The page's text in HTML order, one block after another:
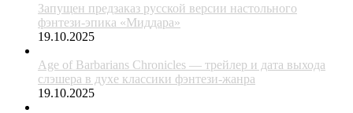
Запущен предзаказ русской версии настольного
фэнтези-эпика «Миддара»
19.10.2025
Age of Barbarians Chronicles — трейлер и дата выхода
слэшера в духе классики фэнтези-жанра
19.10.2025